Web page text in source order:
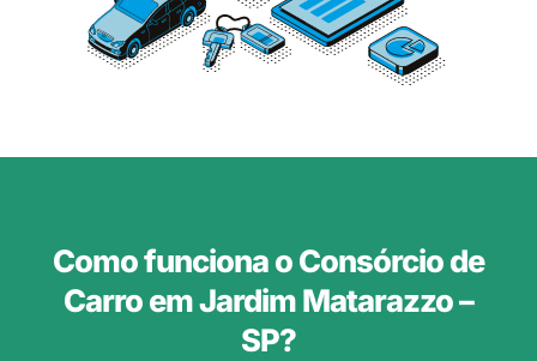
Como funciona o Consórcio de
Carro em Jardim Matarazzo –
SP?